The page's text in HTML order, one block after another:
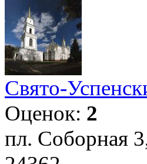
Свято-
Оценок: 2
пл. Соборная